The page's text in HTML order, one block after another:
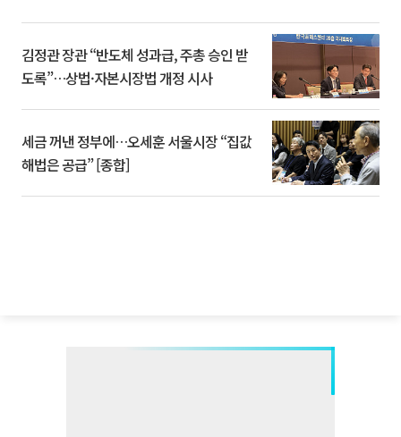
김정관 장관 “반도체 성과급, 주총 승인 받
도록”…상법·자본시장법 개정 시사
세금 꺼낸 정부에…오세훈 서울시장 “집값
해법은 공급” [종합]